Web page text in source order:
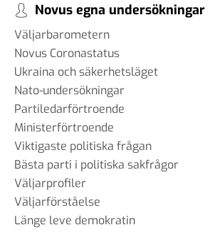
Novus egna undersökningar
Väljarbarometern
Novus Coronastatus
Ukraina och säkerhetsläget
Nato-undersökningar
Partiledarförtroende
Ministerförtroende
Viktigaste politiska frågan
Bästa parti i politiska sakfrågor
Väljarprofiler
Väljarförståelse
Länge leve demokratin